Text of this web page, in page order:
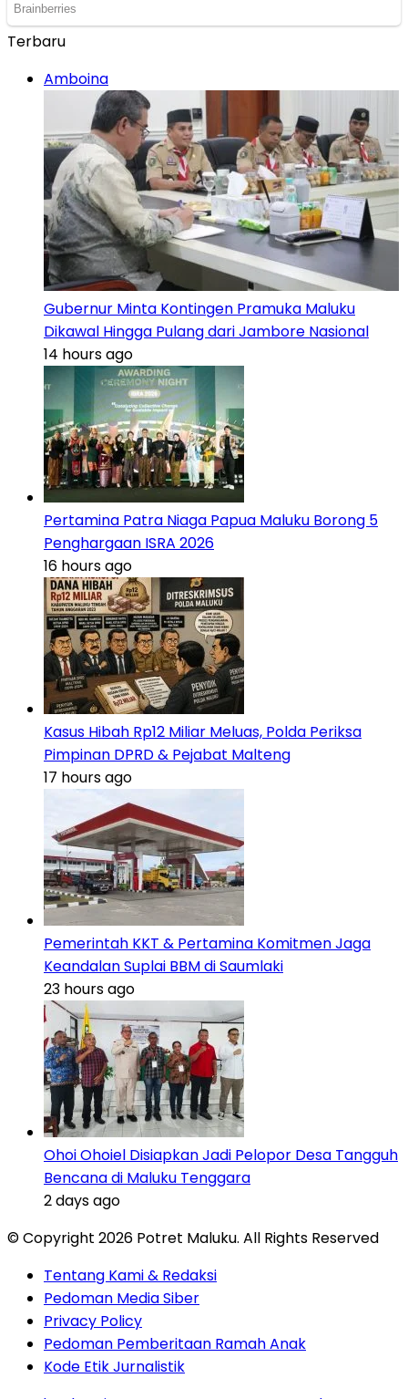
Terbaru
Amboina
Gubernur Minta Kontingen Pramuka Maluku
Dikawal Hingga Pulang dari Jambore Nasional
14 hours ago
Pertamina Patra Niaga Papua Maluku Borong 5
Penghargaan ISRA 2026
16 hours ago
Kasus Hibah Rp12 Miliar Meluas, Polda Periksa
Pimpinan DPRD & Pejabat Malteng
17 hours ago
Pemerintah KKT & Pertamina Komitmen Jaga
Keandalan Suplai BBM di Saumlaki
23 hours ago
Ohoi Ohoiel Disiapkan Jadi Pelopor Desa Tangguh
Bencana di Maluku Tenggara
2 days ago
© Copyright 2026 Potret Maluku. All Rights Reserved
Tentang Kami & Redaksi
Pedoman Media Siber
Privacy Policy
Pedoman Pemberitaan Ramah Anak
Kode Etik Jurnalistik